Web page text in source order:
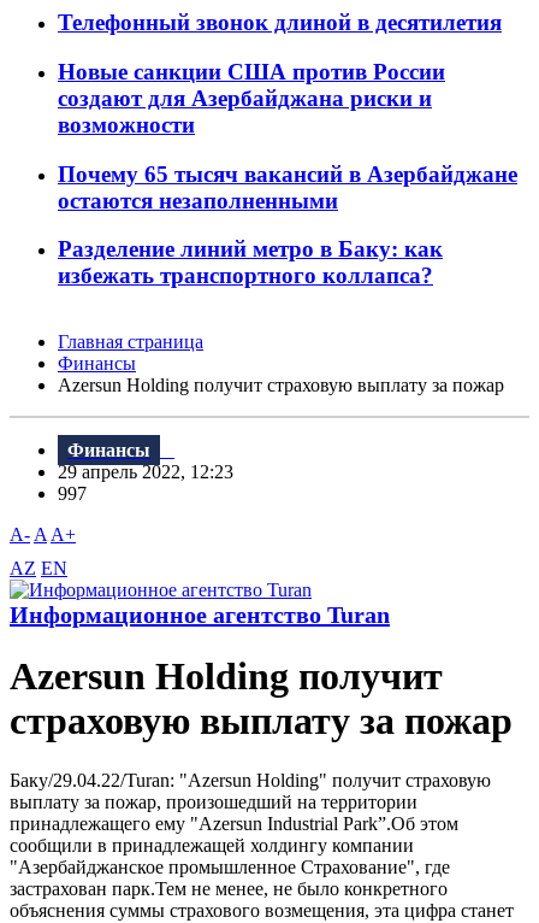
Телефонный звонок длиной в десятилетия
Новые санкции США против России
создают для Азербайджана риски и
возможности
Почему 65 тысяч вакансий в Азербайджане
остаются незаполненными
Разделение линий метро в Баку: как
избежать транспортного коллапса?
Главная страница
Финансы
Azersun Holding получит страховую выплату за пожар
Финансы
29 апрель 2022, 12:23
997
A- A A+
AZ EN
Информационное агентство Turan
Azersun Holding получит
страховую выплату за пожар
Баку/29.04.22/Turan: "Azersun Holding" получит страховую
выплату за пожар, произошедший на территории
принадлежащего ему "Azersun Industrial Park”.Об этом
сообщили в принадлежащей холдингу компании
"Азербайджанское промышленное Страхование", где
застрахован парк.Тем не менее, не было конкретного
объяснения суммы страхового возмещения, эта цифра станет